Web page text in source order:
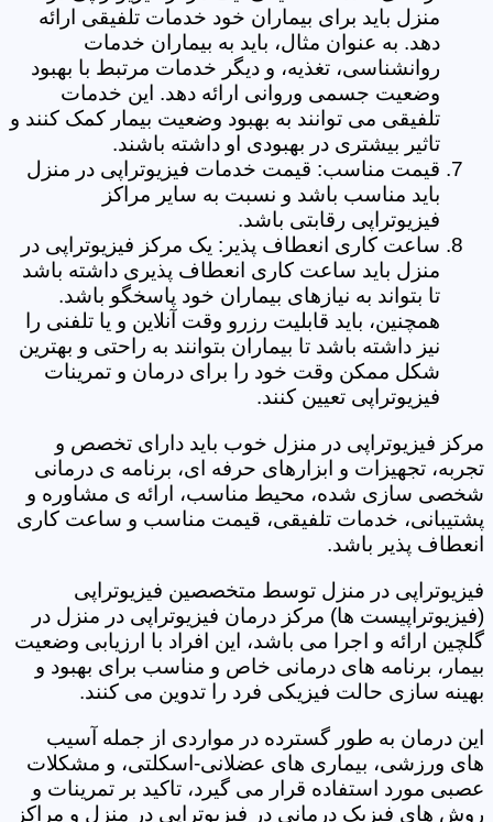
منزل باید برای بیماران خود خدمات تلفیقی ارائه
دهد. به عنوان مثال، باید به بیماران خدمات
روانشناسی، تغذیه، و دیگر خدمات مرتبط با بهبود
وضعیت جسمی وروانی ارائه دهد. این خدمات
تلفیقی می توانند به بهبود وضعیت بیمار کمک کنند و
تاثیر بیشتری در بهبودی او داشته باشند.
قیمت مناسب: قیمت خدمات فیزیوتراپی در منزل
باید مناسب باشد و نسبت به سایر مراکز
فیزیوتراپی رقابتی باشد.
ساعت کاری انعطاف پذیر: یک مرکز فیزیوتراپی در
منزل باید ساعت کاری انعطاف پذیری داشته باشد
تا بتواند به نیازهای بیماران خود پاسخگو باشد.
همچنین، باید قابلیت رزرو وقت آنلاین و یا تلفنی را
نیز داشته باشد تا بیماران بتوانند به راحتی و بهترین
شکل ممکن وقت خود را برای درمان و تمرینات
فیزیوتراپی تعیین کنند.
مرکز فیزیوتراپی در منزل خوب باید دارای تخصص و
تجربه، تجهیزات و ابزارهای حرفه ای، برنامه ی درمانی
شخصی سازی شده، محیط مناسب، ارائه ی مشاوره و
پشتیبانی، خدمات تلفیقی، قیمت مناسب و ساعت کاری
انعطاف پذیر باشد.
فیزیوتراپی در منزل توسط متخصصین فیزیوتراپی
(فیزیوتراپیست ها) مرکز درمان فیزیوتراپی در منزل در
گلچین ارائه و اجرا می باشد، این افراد با ارزیابی وضعیت
بیمار، برنامه های درمانی خاص و مناسب برای بهبود و
بهینه سازی حالت فیزیکی فرد را تدوین می کنند.
این درمان به طور گسترده در مواردی از جمله آسیب
های ورزشی، بیماری های عضلانی-اسکلتی، و مشکلات
عصبی مورد استفاده قرار می گیرد، تاکید بر تمرینات و
روش های فیزیک درمانی در فیزیوتراپی در منزل و مراکز